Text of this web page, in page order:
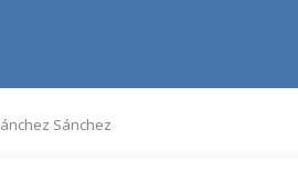
Sánchez